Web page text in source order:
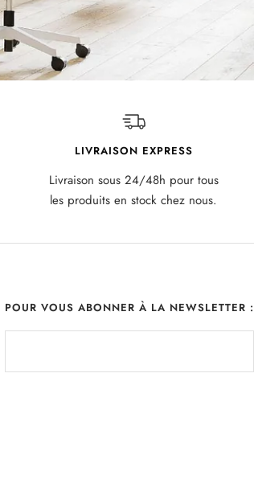
LIVRAISON EXPRESS
Livraison sous 24/48h pour tous
les produits en stock chez nous.
POUR VOUS ABONNER À LA NEWSLETTER :